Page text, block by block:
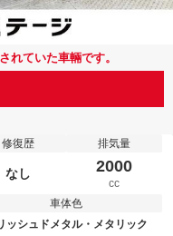
れていた車輛です。
修復歴
なし
排気量
2000
cc
車体色
ッシュドメタル・メタリック